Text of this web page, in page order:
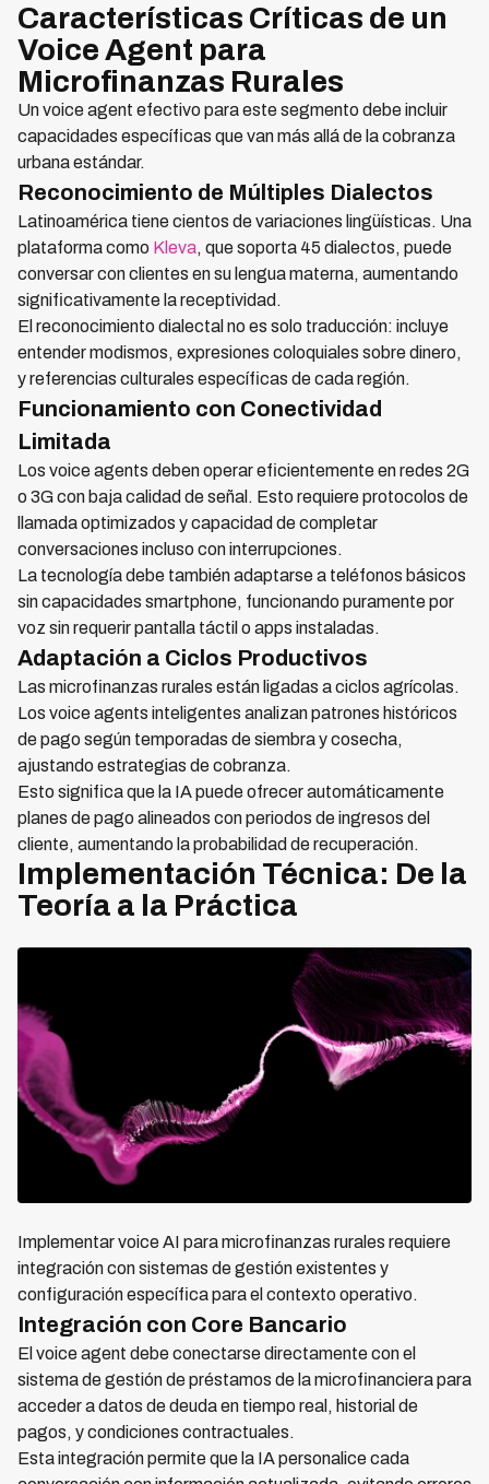
Características Críticas de un
Voice Agent para
Microfinanzas Rurales
Un voice agent efectivo para este segmento debe incluir
capacidades específicas que van más allá de la cobranza
urbana estándar.
Reconocimiento de Múltiples Dialectos
Latinoamérica tiene cientos de variaciones lingüísticas. Una
plataforma como Kleva, que soporta 45 dialectos, puede
conversar con clientes en su lengua materna, aumentando
significativamente la receptividad.
El reconocimiento dialectal no es solo traducción: incluye
entender modismos, expresiones coloquiales sobre dinero,
y referencias culturales específicas de cada región.
Funcionamiento con Conectividad
Limitada
Los voice agents deben operar eficientemente en redes 2G
o 3G con baja calidad de señal. Esto requiere protocolos de
llamada optimizados y capacidad de completar
conversaciones incluso con interrupciones.
La tecnología debe también adaptarse a teléfonos básicos
sin capacidades smartphone, funcionando puramente por
voz sin requerir pantalla táctil o apps instaladas.
Adaptación a Ciclos Productivos
Las microfinanzas rurales están ligadas a ciclos agrícolas.
Los voice agents inteligentes analizan patrones históricos
de pago según temporadas de siembra y cosecha,
ajustando estrategias de cobranza.
Esto significa que la IA puede ofrecer automáticamente
planes de pago alineados con periodos de ingresos del
cliente, aumentando la probabilidad de recuperación.
Implementación Técnica: De la
Teoría a la Práctica
Implementar voice AI para microfinanzas rurales requiere
integración con sistemas de gestión existentes y
configuración específica para el contexto operativo.
Integración con Core Bancario
El voice agent debe conectarse directamente con el
sistema de gestión de préstamos de la microfinanciera para
acceder a datos de deuda en tiempo real, historial de
pagos, y condiciones contractuales.
Esta integración permite que la IA personalice cada